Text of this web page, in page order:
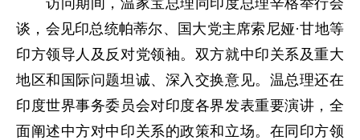
访问期间，温家宝总理同印度总理辛格举行会
谈，会见印总统帕蒂尔、国大党主席索尼娅·甘地等
印方领导人及反对党领袖。双方就中印关系及重大
地区和国际问题坦诚、深入交换意见。温总理还在
印度世界事务委员会对印度各界发表重要演讲，全
面阐述中方对中印关系的政策和立场。在同印方领